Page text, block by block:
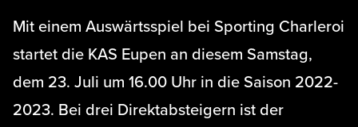
Mit einem Auswärtsspiel bei Sporting Charleroi
startet die KAS Eupen an diesem Samstag,
dem 23. Juli um 16.00 Uhr in die Saison 2022-
2023. Bei drei Direktabsteigern ist der